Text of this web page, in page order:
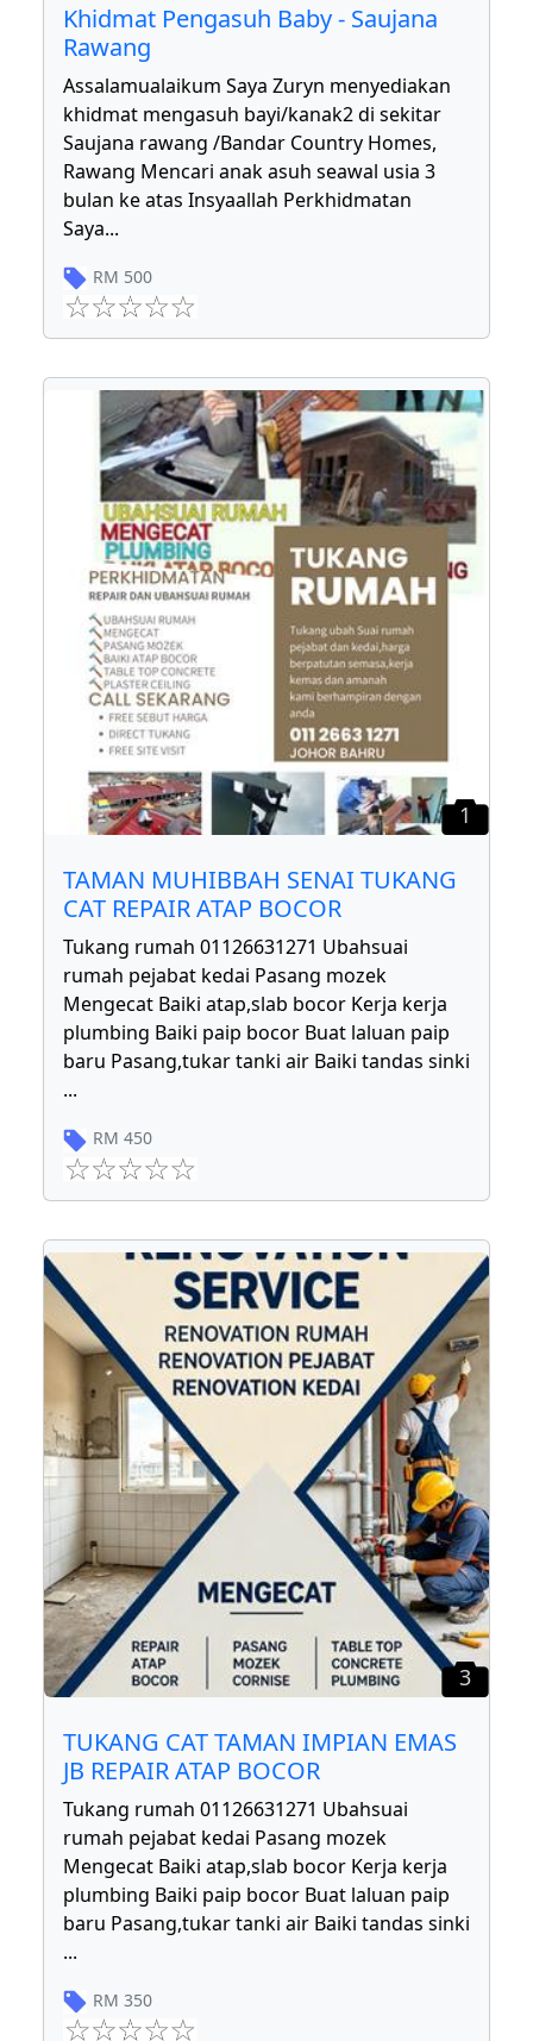
Khidmat Pengasuh Baby - Saujana
Rawang
Assalamualaikum Saya Zuryn menyediakan
khidmat mengasuh bayi/kanak2 di sekitar
Saujana rawang /Bandar Country Homes,
Rawang Mencari anak asuh seawal usia 3
bulan ke atas Insyaallah Perkhidmatan
Saya...
RM 500
1
TAMAN MUHIBBAH SENAI TUKANG
CAT REPAIR ATAP BOCOR
Tukang rumah 01126631271 Ubahsuai
rumah pejabat kedai Pasang mozek
Mengecat Baiki atap,slab bocor Kerja kerja
plumbing Baiki paip bocor Buat laluan paip
baru Pasang,tukar tanki air Baiki tandas sinki
...
RM 450
3
TUKANG CAT TAMAN IMPIAN EMAS
JB REPAIR ATAP BOCOR
Tukang rumah 01126631271 Ubahsuai
rumah pejabat kedai Pasang mozek
Mengecat Baiki atap,slab bocor Kerja kerja
plumbing Baiki paip bocor Buat laluan paip
baru Pasang,tukar tanki air Baiki tandas sinki
...
RM 350